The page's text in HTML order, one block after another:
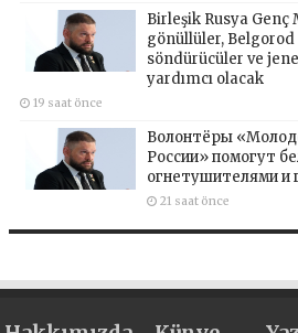
Birleşik Rusya Genç
gönüllüler,
söndürücüler ve
yardımcı olacak
19 saat önce
Волонтёры
России» помогут
огнетушителями и
21 saat önce